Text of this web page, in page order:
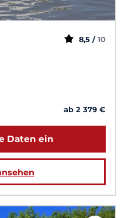
8,5 / 10
ab 2 379 €
Daten ein